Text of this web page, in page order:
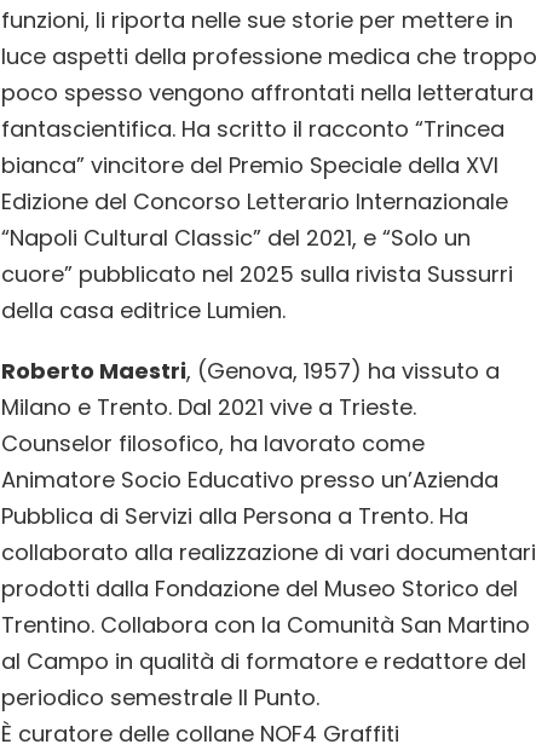
funzioni, li riporta nelle sue storie per mettere in
luce aspetti della professione medica che troppo
poco spesso vengono affrontati nella letteratura
fantascientifica. Ha scritto il racconto “Trincea
bianca” vincitore del Premio Speciale della XVI
Edizione del Concorso Letterario Internazionale
“Napoli Cultural Classic” del 2021, e “Solo un
cuore” pubblicato nel 2025 sulla rivista Sussurri
della casa editrice Lumien.
Roberto Maestri, (Genova, 1957) ha vissuto a
Milano e Trento. Dal 2021 vive a Trieste.
Counselor filosofico, ha lavorato come
Animatore Socio Educativo presso un’Azienda
Pubblica di Servizi alla Persona a Trento. Ha
collaborato alla realizzazione di vari documentari
prodotti dalla Fondazione del Museo Storico del
Trentino. Collabora con la Comunità San Martino
al Campo in qualità di formatore e redattore del
periodico semestrale Il Punto.
È curatore delle collane NOF4 Graffiti